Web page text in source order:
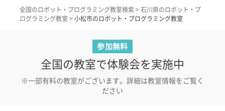
全国のロボット・プログラミング教室検索 > 石川県のロボット・プ
ログラミング教室 > 小松市のロボット・プログラミング教室
参加無料
全国の教室で体験会を実施中
※一部有料の教室がございます。詳細は教室情報をご覧く
ださい